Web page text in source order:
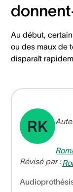
Au début,
ou des maux de
disparaît
RK
Révisé par :